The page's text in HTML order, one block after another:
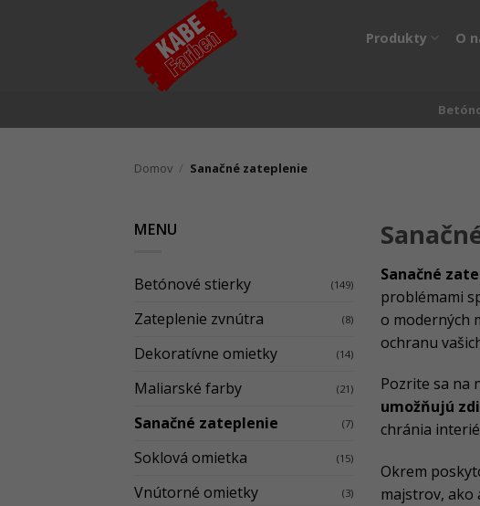
Produkty O
Domov / Sanačné zateplenie
MENU
Betónové stierky (149)
Zateplenie zvnútra (8)
Dekoratívne omietky (14)
Maliarské farby (21)
Sanačné zateplenie (7)
Soklová omietka (15)
Vnútorné omietky (3)
Sanačné
problémami
o moderných
ochranu
Pozrite sa na
umožňujú
chránia
Okrem
majstrov,